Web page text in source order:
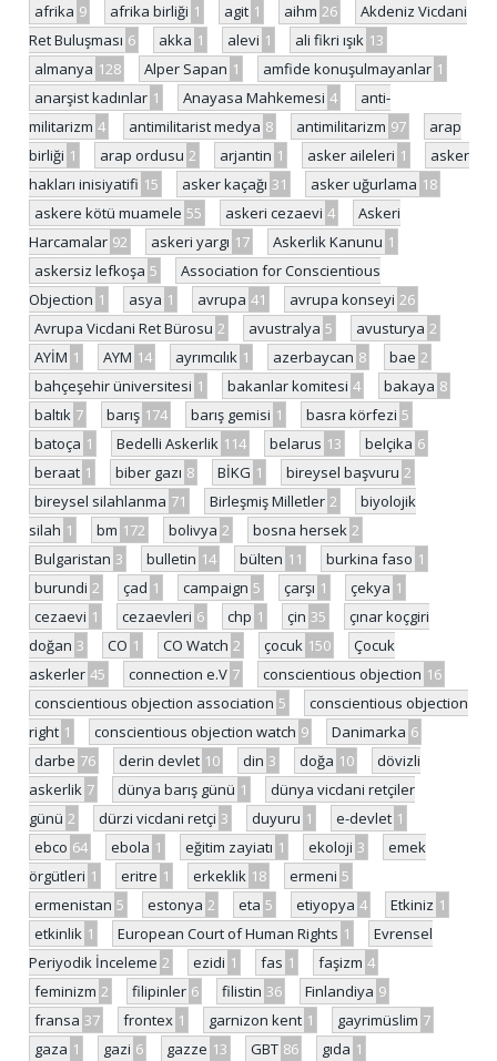
afrika 9 afrika birliği 1 agit 1 aihm 26
Akdeniz Vicdani
Ret Buluşması 6 akka 1 alevi 1 ali fikri ışık 13
almanya 128 Alper Sapan 1 amfide konuşulmayanlar 1
anarşist kadınlar 1 Anayasa Mahkemesi 4
anti-
militarizm 4 antimilitarist medya 8 antimilitarizm 97
arap
birliği 1 arap ordusu 2 arjantin 1 asker aileleri 1
asker
hakları inisiyatifi 15 asker kaçağı 31 asker uğurlama 18
askere kötü muamele 55 askeri cezaevi 4
Askeri
Harcamalar 92 askeri yargı 17 Askerlik Kanunu 1
askersiz lefkoşa 5
Association for Conscientious
Objection 1 asya 1 avrupa 41 avrupa konseyi 26
Avrupa Vicdani Ret Bürosu 2 avustralya 5 avusturya 2
AYİM 1 AYM 14 ayrımcılık 1 azerbaycan 8 bae 2
bahçeşehir üniversitesi 1 bakanlar komitesi 4 bakaya 8
baltık 7 barış 174 barış gemisi 1 basra körfezi 5
batoça 1 Bedelli Askerlik 114 belarus 13 belçika 6
beraat 1 biber gazı 8 BİKG 1 bireysel başvuru 2
bireysel silahlanma 71 Birleşmiş Milletler 2
biyolojik
silah 1 bm 172 bolivya 2 bosna hersek 2
Bulgaristan 3 bulletin 14 bülten 11 burkina faso 1
burundi 2 çad 1 campaign 5 çarşı 1 çekya 1
cezaevi 1 cezaevleri 6 chp 1 çin 35
çınar koçgiri
doğan 3 CO 1 CO Watch 2 çocuk 150
Çocuk
askerler 45 connection e.V 7 conscientious objection 16
conscientious objection association 5
conscientious objection
right 1 conscientious objection watch 9 Danimarka 6
darbe 76 derin devlet 10 din 3 doğa 10
dövizli
askerlik 7 dünya barış günü 1
dünya vicdani retçiler
günü 2 dürzi vicdani retçi 3 duyuru 1 e-devlet 1
ebco 64 ebola 1 eğitim zayiatı 1 ekoloji 3
emek
örgütleri 1 eritre 1 erkeklik 18 ermeni 5
ermenistan 5 estonya 2 eta 5 etiyopya 4 Etkiniz 1
etkinlik 1 European Court of Human Rights 1
Evrensel
Periyodik İnceleme 2 ezidi 1 fas 1 faşizm 4
feminizm 2 filipinler 6 filistin 36 Finlandiya 9
fransa 37 frontex 1 garnizon kent 1 gayrimüslim 7
gaza 1 gazi 6 gazze 13 GBT 86 gıda 1